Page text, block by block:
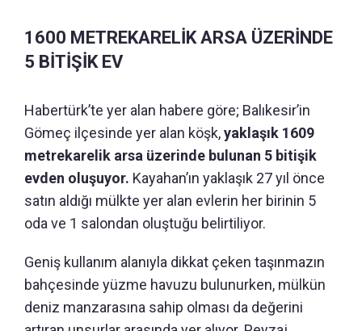
1600 METREKARELİK ARSA ÜZERİNDE
5 BİTİŞİK EV
Habertürk’te yer alan habere göre; Balıkesir’in
Gömeç ilçesinde yer alan köşk,yaklaşık 1609
metrekarelik arsa üzerinde bulunan 5 bitişik
evden oluşuyor. Kayahan’ın yaklaşık 27 yıl önce
satın aldığı mülkte yer alan evlerin her birinin 5
oda ve 1 salondan oluştuğu belirtiliyor.
Geniş kullanım alanıyla dikkat çeken taşınmazın
bahçesinde yüzme havuzu bulunurken, mülkün
deniz manzarasına sahip olması da değerini